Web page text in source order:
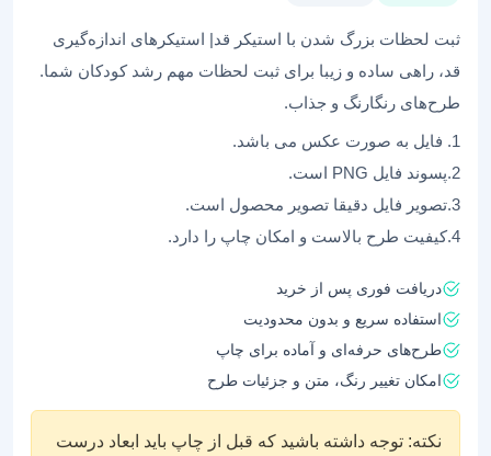
ثبت لحظات بزرگ شدن با استیکر قد| استیکرهای اندازه‌گیری
قد، راهی ساده و زیبا برای ثبت لحظات مهم رشد کودکان شما.
طرح‌های رنگارنگ و جذاب.
1. فایل به صورت عکس می باشد.
2.پسوند فایل PNG است.
3.تصویر فایل دقیقا تصویر محصول است.
4.کیفیت طرح بالاست و امکان چاپ را دارد.
دریافت فوری پس از خرید
استفاده سریع و بدون محدودیت
طرح‌های حرفه‌ای و آماده برای چاپ
امکان تغییر رنگ، متن و جزئیات طرح
نکته: توجه داشته باشید که قبل از چاپ باید ابعاد درست